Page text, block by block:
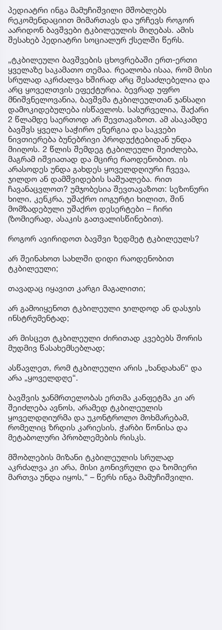
პედიატრი ინგა მამუჩიშვილი მშობლებს
რეკომენდაციით მიმართავს და ურჩევს როგორ
აარიდონ ბავშვები ტკბილეულის მიღებას. ამის
შესახებ პედიატრი სოციალურ ქსელში წერს.
„ტკბილეული ბავშვების ცხოვრებაში ერთ-ერთი
ყველაზე საკამათო თემაა. რეალობა ისაა, რომ მისი
სრულად აკრძალვა ხშირად არც შესაძლებელია და
არც ყოველთვის ეფექტურია. ბევრად უფრო
მნიშვნელოვანია, ბავშვმა ტკბილეულთან ჯანსაღი
დამოკიდებულება ისწავლოს. სასურველია, შაქარი
2 წლამდე საერთოდ არ შევთავაზოთ. ამ ასაკამდე
ბავშვს ყველა საჭირო ენერგია და საკვები
ნივთიერება ბუნებრივი პროდუქტებიდან უნდა
მიიღოს. 2 წლის შემდეგ ტკბილეული შეიძლება,
მაგრამ იშვიათად და მცირე რაოდენობით. ის
არასოდეს უნდა გახდეს ყოველდღიური ჩვევა,
ჯილდო ან დამშვიდების საშუალება. რით
ჩავანაცვლოთ? უმჯობესია შევთავაზოთ: სეზონური
ხილი, კენკრა, უშაქრო იოგურტი ხილით, შინ
მომზადებული უშაქრო დესერტები – ჩირი
(ზომიერად, ასაკის გათვალისწინებით).
როგორ ავირიდოთ ბავშვი ზედმეტ ტკბილეულს?
არ შეინახოთ სახლში დიდი რაოდენობით
ტკბილეული;
თავადაც იყავით კარგი მაგალითი;
არ გამოიყენოთ ტკბილეული ჯილდოდ ან დასჯის
ინსტრუმენტად;
არ მისცეთ ტკბილეული ძირითად კვებებს შორის
მუდმივ წასახემსებლად;
ასწავლეთ, რომ ტკბილეული არის „ხანდახან“ და
არა „ყოველდღე“.
ბავშვის ჯანმრთელობას ერთმა კანფეტმა კი არ
შეიძლება ავნოს, არამედ ტკბილეულის
ყოველდღიურმა და უკონტროლო მოხმარებამ,
რომელიც ზრდის კარიესის, ჭარბი წონისა და
მეტაბოლური პრობლემების რისკს.
მშობლების მიზანი ტკბილეულის სრულად
აკრძალვა კი არა, მისი გონივრული და ზომიერი
მართვა უნდა იყოს,“ – წერს ინგა მამუჩიშვილი.